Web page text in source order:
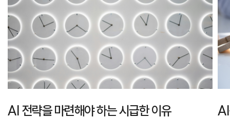
AI 전략을 마련해야 하는 시급한 이유